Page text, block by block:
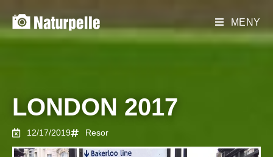
MENY
LONDON 2017
12/17/2019 Resor